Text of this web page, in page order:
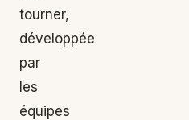
tourner,
développée
par
les
équipes